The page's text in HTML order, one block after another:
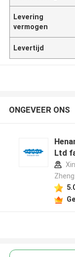
Levering
vermogen
Levertijd
ONGEVEER ONS
Ltd